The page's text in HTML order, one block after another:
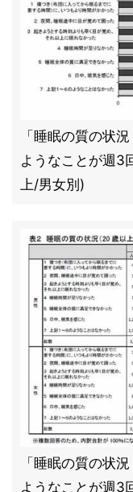
「睡眠の質の状
ようなことが週3
上/男女別)
「睡眠の質の状
ようなことが週3